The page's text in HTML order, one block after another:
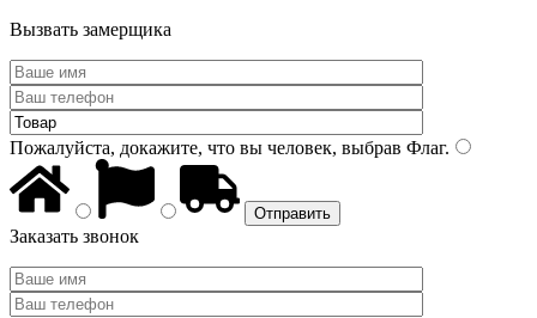
Вызвать замерщика
Пожалуйста, докажите, что вы человек, выбрав Флаг.
Заказать звонок